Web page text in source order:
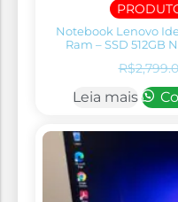
Notebook Lenovo
Ram – SSD 512GB
R$
Leia mais